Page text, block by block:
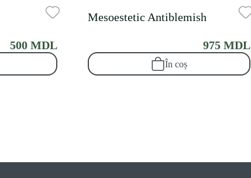
500 MDL
Mesoestetic Antiblemish
975 MDL
În coș